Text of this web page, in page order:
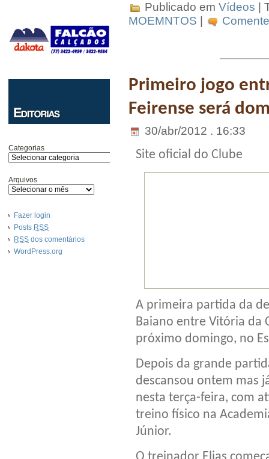
Categorias
Arquivos
Fazer login
Posts RSS
RSS dos comentários
WordPress.org
Publicado em Vídeos |
MOEMNTOS
Primeiro jogo
Feirense será
30/abr/2012 . 16:33
Site oficial do Clube
A primeira partida da
Baiano entre Vitória da
próximo domingo, no
Depois da grande
descansou ontem mas
nesta terça-feira, com
treino físico na
Júnior.